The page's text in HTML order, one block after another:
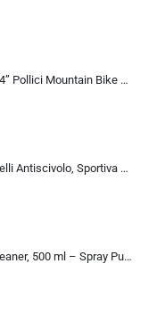
IBK Bicicletta Bici MTB 24” Pollici Mountain Bike BIAMMORTIZZATA Ragazzo Cambio 21 Velocità Freni a Disco
URAQT Sport Fascia Capelli Antiscivolo, Sportiva Fasce per Capelli Sottile Elastico Turbante Fasciaa, Sport Fasce Sottile Uni
Muc-Off Bio Drivetrain Cleaner, 500 ml – Spray Pulisci Catena Bici e Sgrassatore Catena Bici – Efficace e Biodegradabile – Pe